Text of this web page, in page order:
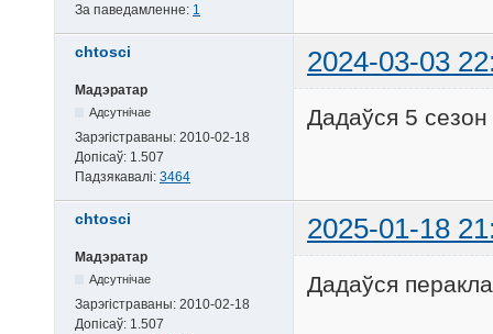
За паведамленне: 1
chtosci 2024-03-03
Мадэратар
Адсутнічае
Зарэгістраваны: 2010-02-18
Допісаў: 1.507
Падзякавалі: 3464
Дадаўся 5 сезон
chtosci 2025-01-18
Мадэратар
Адсутнічае
Зарэгістраваны: 2010-02-18
Допісаў: 1.507
Дадаўся